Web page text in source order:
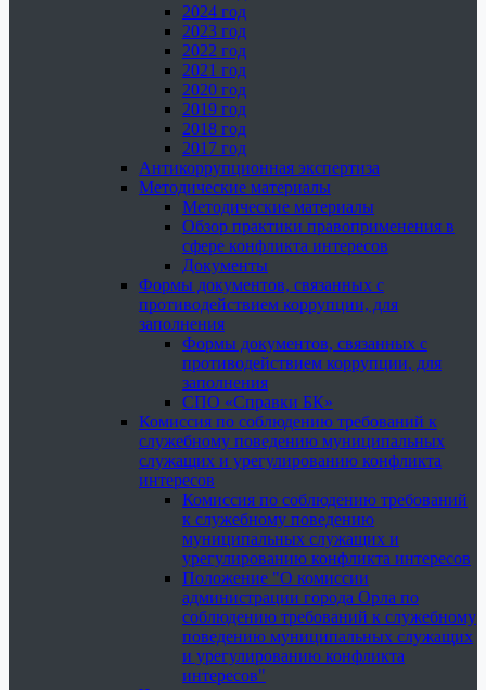
2024 год
2023 год
2022 год
2021 год
2020 год
2019 год
2018 год
2017 год
Антикоррупционная экспертиза
Методические материалы
Методические материалы
Обзор практики правоприменения в
сфере конфликта интересов
Документы
Формы документов, связанных с
противодействием коррупции, для
заполнения
Формы документов, связанных с
противодействием коррупции, для
заполнения
СПО «Справки БК»
Комиссия по соблюдению требований к
служебному поведению муниципальных
служащих и урегулированию конфликта
интересов
Комиссия по соблюдению требований
к служебному поведению
муниципальных служащих и
урегулированию конфликта интересов
Положение "О комиссии
администрации города Орла по
соблюдению требований к служебному
поведению муниципальных служащих
и урегулированию конфликта
интересов"